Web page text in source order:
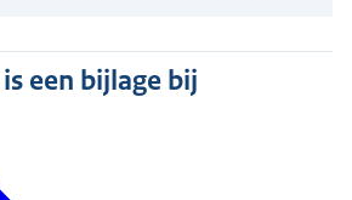
een bijlage bij